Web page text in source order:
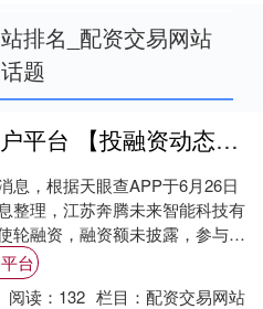
排名_配资交易网站
题
配资开户平台 【投融资动态】奔腾未来天使轮融资，投资方为国联投资
息，根据天眼查APP于6月26日
整理，江苏奔腾未来智能科技有
轮融资，融资额未披露，参与投
括国联投资。 江苏奔腾未来智能
台
阅读： 132 栏目：配资交易网站